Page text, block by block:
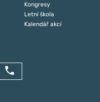
Kongresy
Letní škola
Kalendář akcí